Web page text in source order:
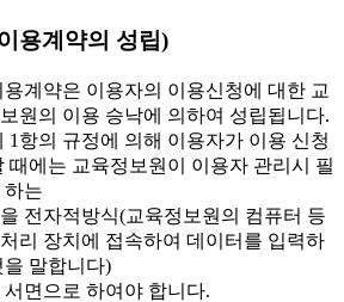
용계약의 성립)
계약은 이용자의 이용신청에 대한 교
원의 이용 승낙에 의하여 성립됩니다.
항의 규정에 의해 이용자가 이용 신청
때에는 교육정보원이 이용자 관리시 필
하는
전자적방식(교육정보원의 컴퓨터 등
리 장치에 접속하여 데이터를 입력하
을 말합니다)
서면으로 하여야 합니다.